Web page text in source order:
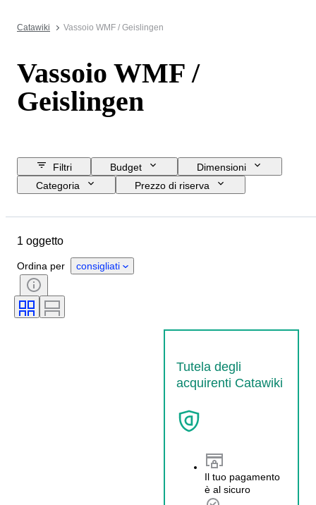
Catawiki Vassoio WMF / Geislingen
Vassoio WMF /
Geislingen
Filtri Budget
Dimensioni
Categoria
Prezzo di riserva
Paese d’origine
Condizioni
Epoca
1 oggetto
Ordina per consigliati
Tutela degli
acquirenti Catawiki
Il tuo pagamento
è al sicuro